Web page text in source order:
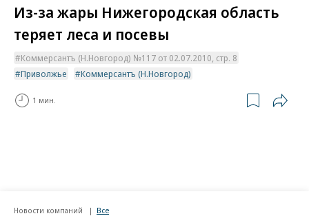
Из-за жары Нижегородская область
теряет леса и посевы
Коммерсантъ (Н.Новгород) №117 от 02.07.2010, стр. 8
Приволжье
Коммерсантъ (Н.Новгород)
1 мин.
Новости компаний Все